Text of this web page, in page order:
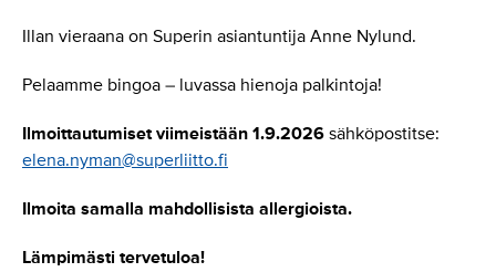
Illan vieraana on Superin asiantuntija Anne Nylund.
Pelaamme bingoa – luvassa hienoja palkintoja!
Ilmoittautumiset viimeistään 1.9.2026 sähköpostitse:
elena.nyman@superliitto.fi
Ilmoita samalla mahdollisista allergioista.
Lämpimästi tervetuloa!